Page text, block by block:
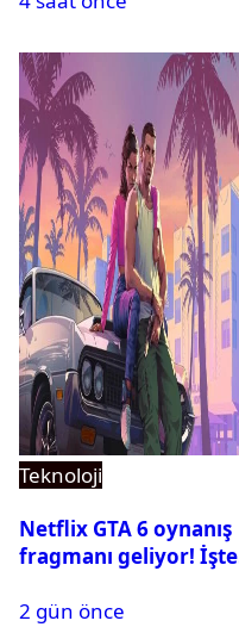
Teknoloji
Netflix GTA 6 oynanış
fragmanı geliyor! İşte
2 gün önce